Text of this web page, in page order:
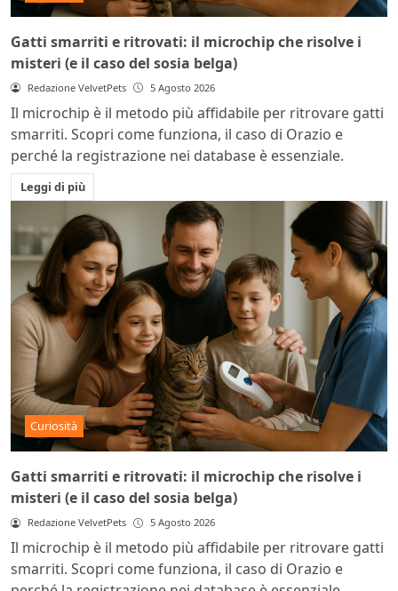
Gatti smarriti e ritrovati: il microchip che risolve i
misteri (e il caso del sosia belga)
Redazione VelvetPets 5 Agosto 2026
Il microchip è il metodo più affidabile per ritrovare gatti
smarriti. Scopri come funziona, il caso di Orazio e
perché la registrazione nei database è essenziale.
Leggi di più
Curiosità
Gatti smarriti e ritrovati: il microchip che risolve i
misteri (e il caso del sosia belga)
Redazione VelvetPets 5 Agosto 2026
Il microchip è il metodo più affidabile per ritrovare gatti
smarriti. Scopri come funziona, il caso di Orazio e